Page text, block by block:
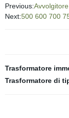
Previous:
Next:500 600 700
Trasformatore
Trasformatore di